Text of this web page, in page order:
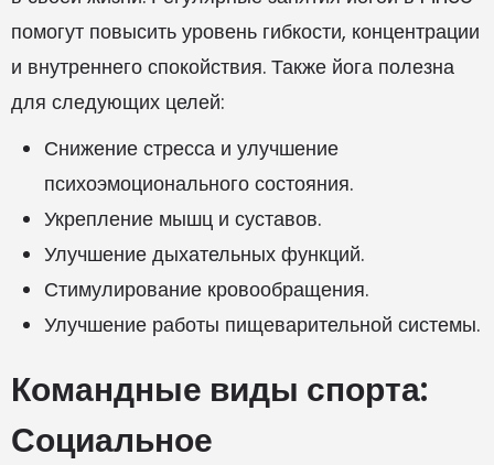
помогут повысить уровень гибкости, концентрации
и внутреннего спокойствия. Также йога полезна
для следующих целей:
Снижение стресса и улучшение
психоэмоционального состояния.
Укрепление мышц и суставов.
Улучшение дыхательных функций.
Стимулирование кровообращения.
Улучшение работы пищеварительной системы.
Командные виды спорта:
Социальное